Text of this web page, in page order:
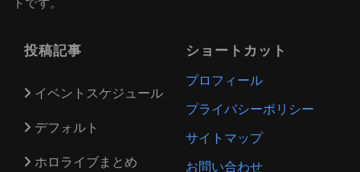
投稿記事
イベントスケジュール
デフォルト
ホロライブまとめ
ショートカット
プロフィール
プライバシーポリシー
サイトマップ
お問い合わせ